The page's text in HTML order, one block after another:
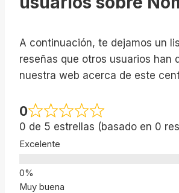
A continuación, te dejamos un
reseñas que otros usuarios han
nuestra web acerca de este
0
0 de 5 estrellas (basado en 0
Excelente
Muy buena